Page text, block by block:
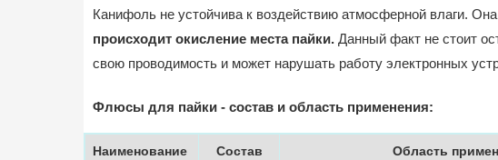
Канифоль не устойчива к воздействию атмосферной влаги.
происходит окисление места пайки. Данный факт не стоит
свою проводимость и может нарушать работу электронных
Флюсы для пайки - состав и область применения:
Наименование
Состав
Область